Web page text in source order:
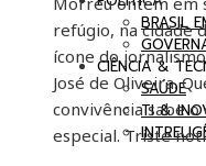
BRASIL
CIÊNCIA &
SAÚDE
TI &
refúgio, na cidade
ícone do
José de Oliveira.
convivência sabe
especial. Triste